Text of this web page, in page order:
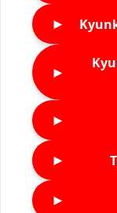
►
►
►
►
►